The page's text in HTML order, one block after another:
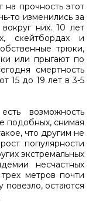
прочность этот
то изменились за
них. 10 лет
скейтбордах и
трюки,
или прыгают по
смертность
15 до 19 лет в 3-5
возможность
подобных, снимая
что другим не
популярности
экстремальных
несчастных
метров почти
повезло, остаются